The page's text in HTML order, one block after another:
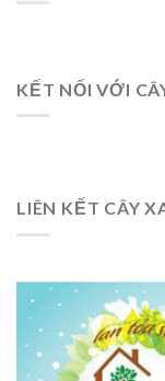
KẾT NỐI VỚI
LIÊN KẾT CÂY